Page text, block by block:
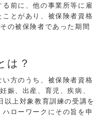
前に、他の事業所等に雇
とがあり、被保険者資格
の被保険者であった期間
は？
方のうち、被保険者資格
娠、出産、育児、疾病、
以上対象教育訓練の受講を
ローワークにその旨を申